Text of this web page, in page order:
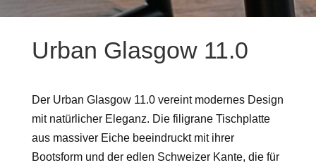
Urban Glasgow 11.0
Der Urban Glasgow 11.0 vereint modernes Design
mit natürlicher Eleganz. Die filigrane Tischplatte
aus massiver Eiche beeindruckt mit ihrer
Bootsform und der edlen Schweizer Kante, die für